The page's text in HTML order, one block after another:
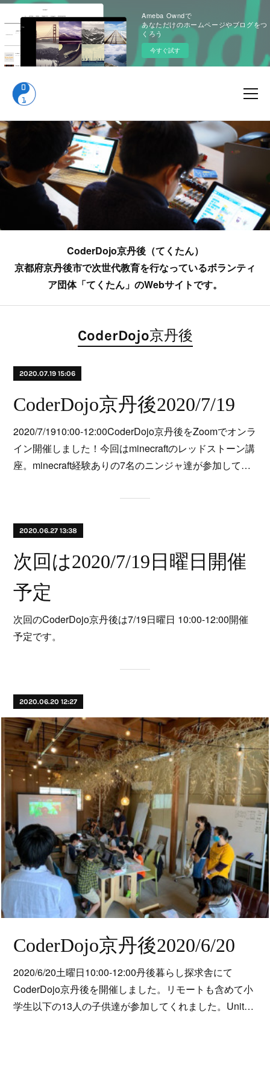
Ameba Owndで
あなただけのホームページやブログをつ
くろう
今すぐ試す
CoderDojo京丹後（てくたん）
京都府京丹後市で次世代教育を行なっているボランティ
ア団体「てくたん」のWebサイトです。
CoderDojo京丹後
2020.07.19 15:06
CoderDojo京丹後2020/7/19
2020/7/1910:00-12:00CoderDojo京丹後をZoomでオンラ
イン開催しました！今回はminecraftのレッドストーン講
座。minecraft経験ありの7名のニンジャ達が参加して…
2020.06.27 13:38
次回は2020/7/19日曜日開催
予定
次回のCoderDojo京丹後は7/19日曜日 10:00-12:00開催
予定です。
2020.06.20 12:27
CoderDojo京丹後2020/6/20
2020/6/20土曜日10:00-12:00丹後暮らし探求舎にて
CoderDojo京丹後を開催しました。リモートも含めて小
学生以下の13人の子供達が参加してくれました。Unit…